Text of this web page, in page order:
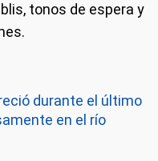
tonos de espera y
durante el último
en el río